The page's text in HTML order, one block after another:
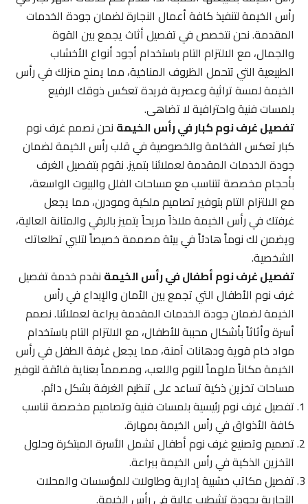
رأس الخيمة لتنفيذ كافة أعمال النجارة لضمان جودة الخدمات
المقدمة. نحن نتخصص في تفصيل أثاث يجمع بين القوة
والجمال، مع الالتزام التام باستخدام أجود أنواع الأخشاب
الطبيعية التي تتحمل الظروف المناخية، مما يمنح منزلك في رأس
الخيمة لمسة تراثية وعصرية فريدة تعكس ذوقك الرفيع
بلمسات فنية واحترافية لا تضاهى.
تفصيل غرف نوم كبار في رأس الخيمةنحن نصمم غرف نوم
كبار تعكس الفخامة والخصوصية في قلب رأس الخيمة لضمان
جودة الخدمات المقدمة لعملائنا بتميز. نقوم بتفصيل الغرف
بأحجام مخصصة تتناسب مع مساحات الفلل والبيوت الواسعة،
مع الالتزام التام بتوفير تصاميم ملكية ومودرن، مما يجعل
غرفتك في رأس الخيمة ملاذاً مريحاً يتميز بالرقي والمتانة العالية،
ويضمن لك نوماً هادئاً في بيئة مصممة خصيصاً لتلبي تطلعاتك
الشخصية.
تفصيل غرف نوم أطفال في رأس الخيمةنقدم خدمة تفصيل
غرف نوم الأطفال التي تجمع بين الأمان والإبداع في رأس
الخيمة لضمان جودة الخدمات المقدمة ببراعة لعملائنا. نصمم
أسرة وأثاثاً بأشكال محببة للأطفال، مع الالتزام التام باستخدام
مواد خام قوية ودهانات آمنة، مما يجعل غرفة الطفل في رأس
الخيمة مكاناً ملهماً للنوم واللعب، ومصمماً بعناية فائقة لتوفير
مساحات تخزين ذكية تساعد على تنظيم الغرفة بشكل دائم.
تفصيل غرف نوم رئيسية بلمسات فنية وتصاميم مخصصة تناسب
كافة الأذواق في رأس الخيمة بمهارة.
تصميم وتصنيع غرف نوم أطفال تشمل الأسرة المبتكرة وحلول
التخزين الذكية في رأس الخيمة ببراعة.
تفصيل مكاتب خشبية إدارية وطاولات للمؤسسات والمحلات
التجارية بجودة تشطيب عالية في رأس الخيمة.